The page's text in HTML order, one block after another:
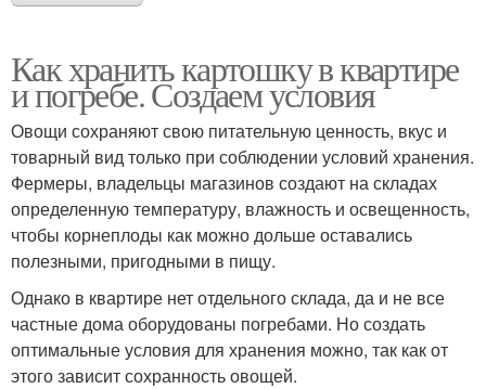
Как хранить картошку в квартире
и погребе. Создаем условия
Овощи сохраняют свою питательную ценность, вкус и
товарный вид только при соблюдении условий хранения.
Фермеры, владельцы магазинов создают на складах
определенную температуру, влажность и освещенность,
чтобы корнеплоды как можно дольше оставались
полезными, пригодными в пищу.
Однако в квартире нет отдельного склада, да и не все
частные дома оборудованы погребами. Но создать
оптимальные условия для хранения можно, так как от
этого зависит сохранность овощей.